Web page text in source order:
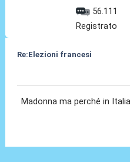
56.111
Registrato
Re:Elezioni francesi
Madonna ma perché in